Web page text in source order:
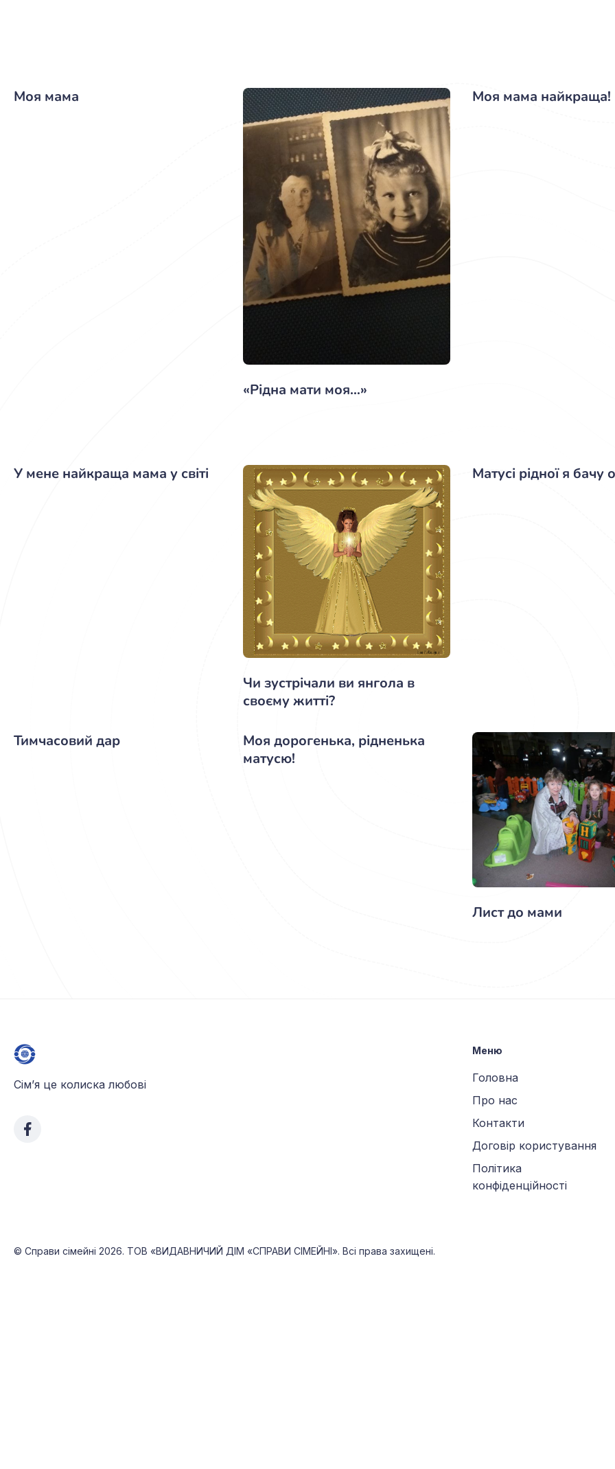
Моя мама
«Рідна мати моя…»
Моя мама найкраща!
У мене найкраща мама у світі
Чи зустрічали ви янгола в
своєму житті?
Матусі рідної я бачу
Тимчасовий дар
Моя дорогенька, рідненька
матусю!
Лист до мами
Сім’я це колиска любові
Меню
Головна
Про нас
Контакти
Договір користування
Політика
конфіденційності
© Справи сімейні 2026. ТОВ «ВИДАВНИЧИЙ ДІМ «СПРАВИ СІМЕЙНІ». Всі права захищені.